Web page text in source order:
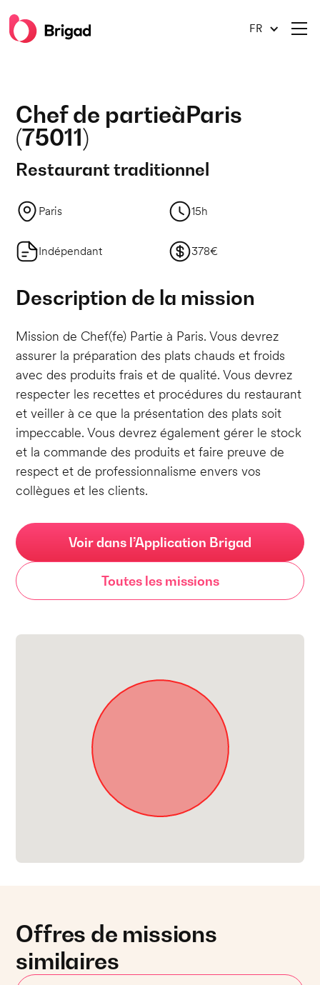
FR
Chef de partieàParis
(75011)
Restaurant traditionnel
Paris 15h
Indépendant 378€
Description de la mission
Mission de Chef(fe) Partie à Paris. Vous devrez
assurer la préparation des plats chauds et froids
avec des produits frais et de qualité. Vous devrez
respecter les recettes et procédures du restaurant
et veiller à ce que la présentation des plats soit
impeccable. Vous devrez également gérer le stock
et la commande des produits et faire preuve de
respect et de professionnalisme envers vos
collègues et les clients.
Voir dans l’Application Brigad
Toutes les missions
Offres de missions
similaires